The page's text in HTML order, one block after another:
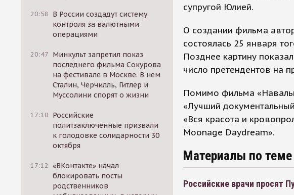
20:58
В России создадут систему
контроля за валютными
операциями
20:47 Минкульт запретил показ
последнего фильма Сокурова
на фестивале в Москве. В нем
Сталин, Черчилль, Гитлер и
Муссолини спорят о жизни
17:10 Российские
политзаключенные призвали
к голодовке солидарности 30
октября
17:12 «ВКонтакте» начал
блокировать посты
родственников
супругой Юлией.
О создании фильма
состоялась 25 января
Позднее картину
число претендентов на
Помимо фильма
«Лучший
«Вся красота и
Moonage Daydream».
Материалы по теме
Российские врачи просят